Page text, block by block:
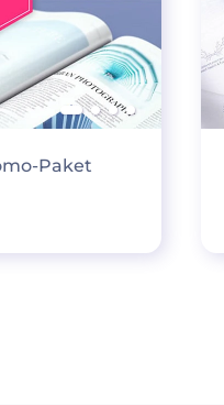
Paket